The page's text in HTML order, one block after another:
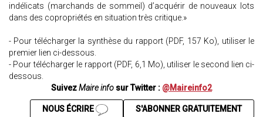
indélicats (marchands de sommeil) d’acquérir de nouveaux lots
dans des copropriétés en situation très critique.»
- Pour télécharger la synthèse du rapport (PDF, 157 Ko), utiliser le
premier lien ci-dessous.
- Pour télécharger le rapport (PDF, 6,1 Mo), utiliser le second lien ci-
dessous.
SuivezMaire info sur Twitter : @Maireinfo2
S'ABONNER GRATUITEMENT
NOUS ÉCRIRE